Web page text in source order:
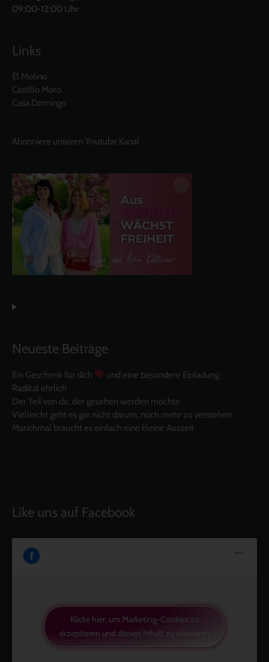
09:00-12:00 Uhr
Links
El Molino
Castillo Moro
Casa Domingo
Abonniere unseren Youtube Kanal
Neueste Beiträge
Ein Geschenk für dich
und eine besondere Einladung
Radikal ehrlich
Der Teil von dir, der gesehen werden möchte
Vielleicht geht es gar nicht darum, noch mehr zu verstehen
Manchmal braucht es einfach eine kleine Auszeit
Like uns auf Facebook
Klicke hier, um Marketing-Cookies zu
akzeptieren und diesen Inhalt zu aktivieren